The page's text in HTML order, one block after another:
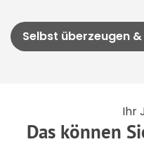
Selbst überzeugen
Das können
Ihr